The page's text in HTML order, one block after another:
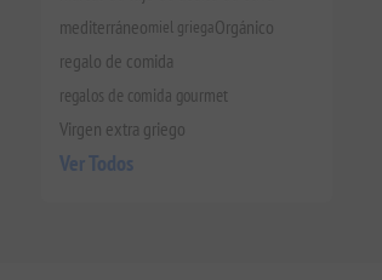
mediterráneomiel griegaOrgánico
regalo de comida
regalos de comida gourmet
Virgen extra griego
Ver Todos